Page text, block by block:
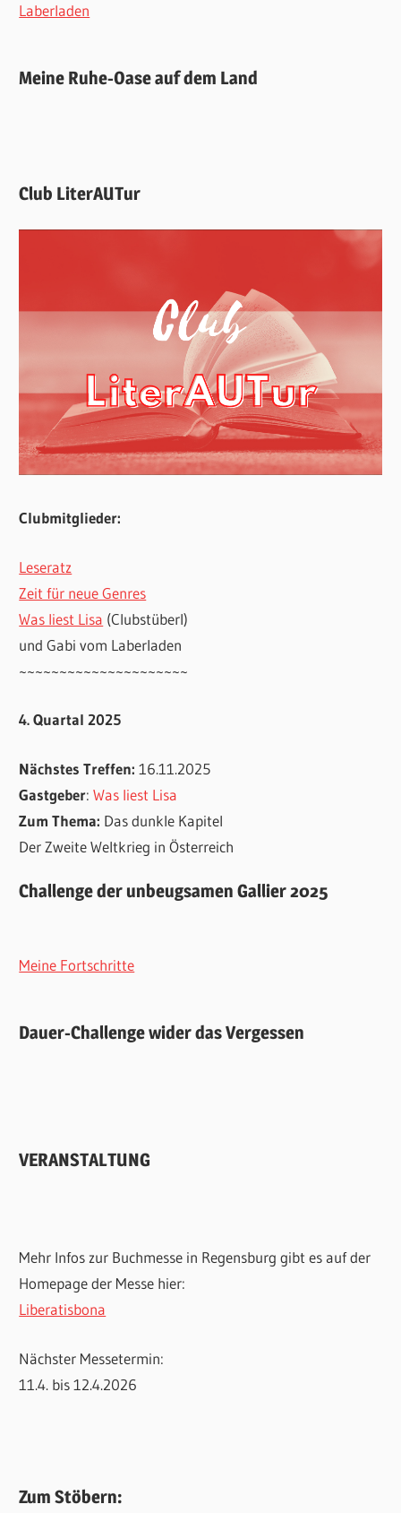
Laberladen
Meine Ruhe-Oase auf dem Land
Club LiterAUTur
Clubmitglieder:
Leseratz
Zeit für neue Genres
Was liest Lisa (Clubstüberl)
und Gabi vom Laberladen
~~~~~~~~~~~~~~~~~~~~~
4. Quartal 2025
Nächstes Treffen:16.11.2025
Gastgeber:Was liest Lisa
Zum Thema: Das dunkle Kapitel
Der Zweite Weltkrieg in Österreich
Challenge der unbeugsamen Gallier 2025
Meine Fortschritte
Dauer-Challenge wider das Vergessen
VERANSTALTUNG
Mehr Infos zur Buchmesse in Regensburg gibt es auf der
Homepage der Messe hier:
Liberatisbona
Nächster Messetermin:
11.4. bis 12.4.2026
Zum Stöbern: